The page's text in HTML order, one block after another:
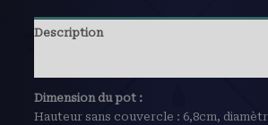
Description
Dimension du pot :
Hauteur sans couvercle : 6,8cm,